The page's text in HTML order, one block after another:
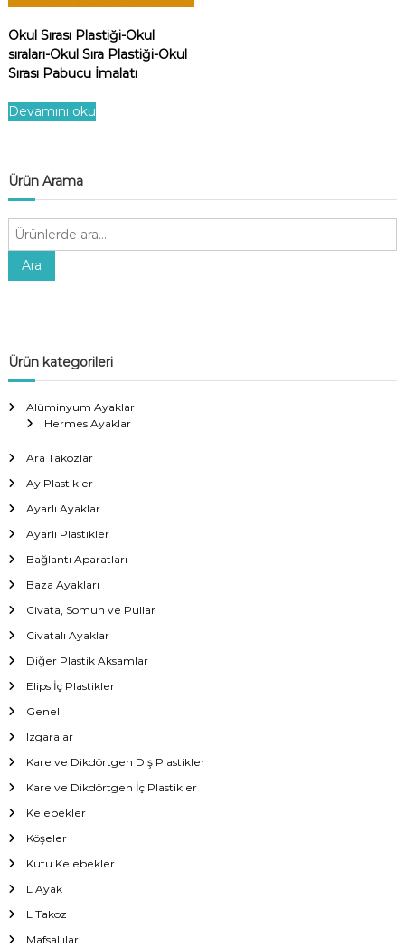
Okul Sırası Plastiği-Okul
sıraları-Okul Sıra Plastiği-Okul
Sırası Pabucu İmalatı
Devamını oku
Ürün Arama
:
Ara
Ürün kategorileri
Alüminyum Ayaklar
Hermes Ayaklar
Ara Takozlar
Ay Plastikler
Ayarlı Ayaklar
Ayarlı Plastikler
Bağlantı Aparatları
Baza Ayakları
Civata, Somun ve Pullar
Civatalı Ayaklar
Diğer Plastik Aksamlar
Elips İç Plastikler
Genel
Izgaralar
Kare ve Dikdörtgen Dış Plastikler
Kare ve Dikdörtgen İç Plastikler
Kelebekler
Köşeler
Kutu Kelebekler
L Ayak
L Takoz
Mafsallılar